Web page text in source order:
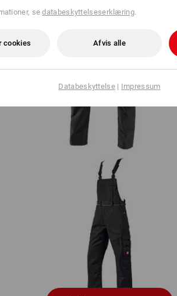
Overall e.s.classic
sedatabeskyttelseserklæring.
cookies Afvis alle
Databeskyttelse| Impressum